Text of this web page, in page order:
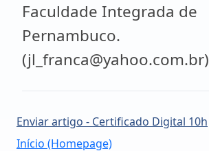
Faculdade Integrada de
Pernambuco.
(jl_franca@yahoo.com.br)
Enviar artigo - Certificado Digital 10h
Início (Homepage)